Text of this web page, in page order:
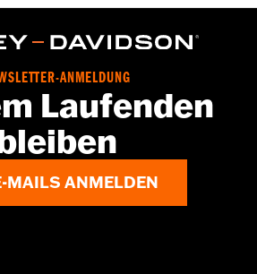
ANMELDUNG
Laufenden
MAILS ANMELDEN